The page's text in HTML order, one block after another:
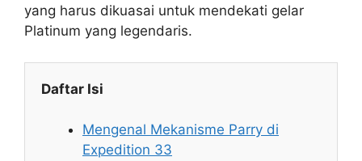
yang harus dikuasai untuk mendekati gelar
Platinum yang legendaris.
Daftar Isi
Mengenal Mekanisme Parry di
Expedition 33